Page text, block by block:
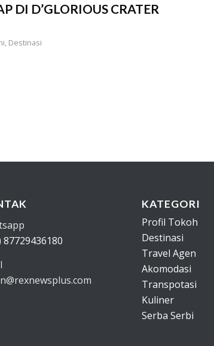
DI D’GLORIOUS CRATER
, Destinasi
87729436180
KATEGORI
Profil Tokoh
Destinasi
Travel Agen
Akomodasi
Transpotasi
Kuliner
Serba Serbi